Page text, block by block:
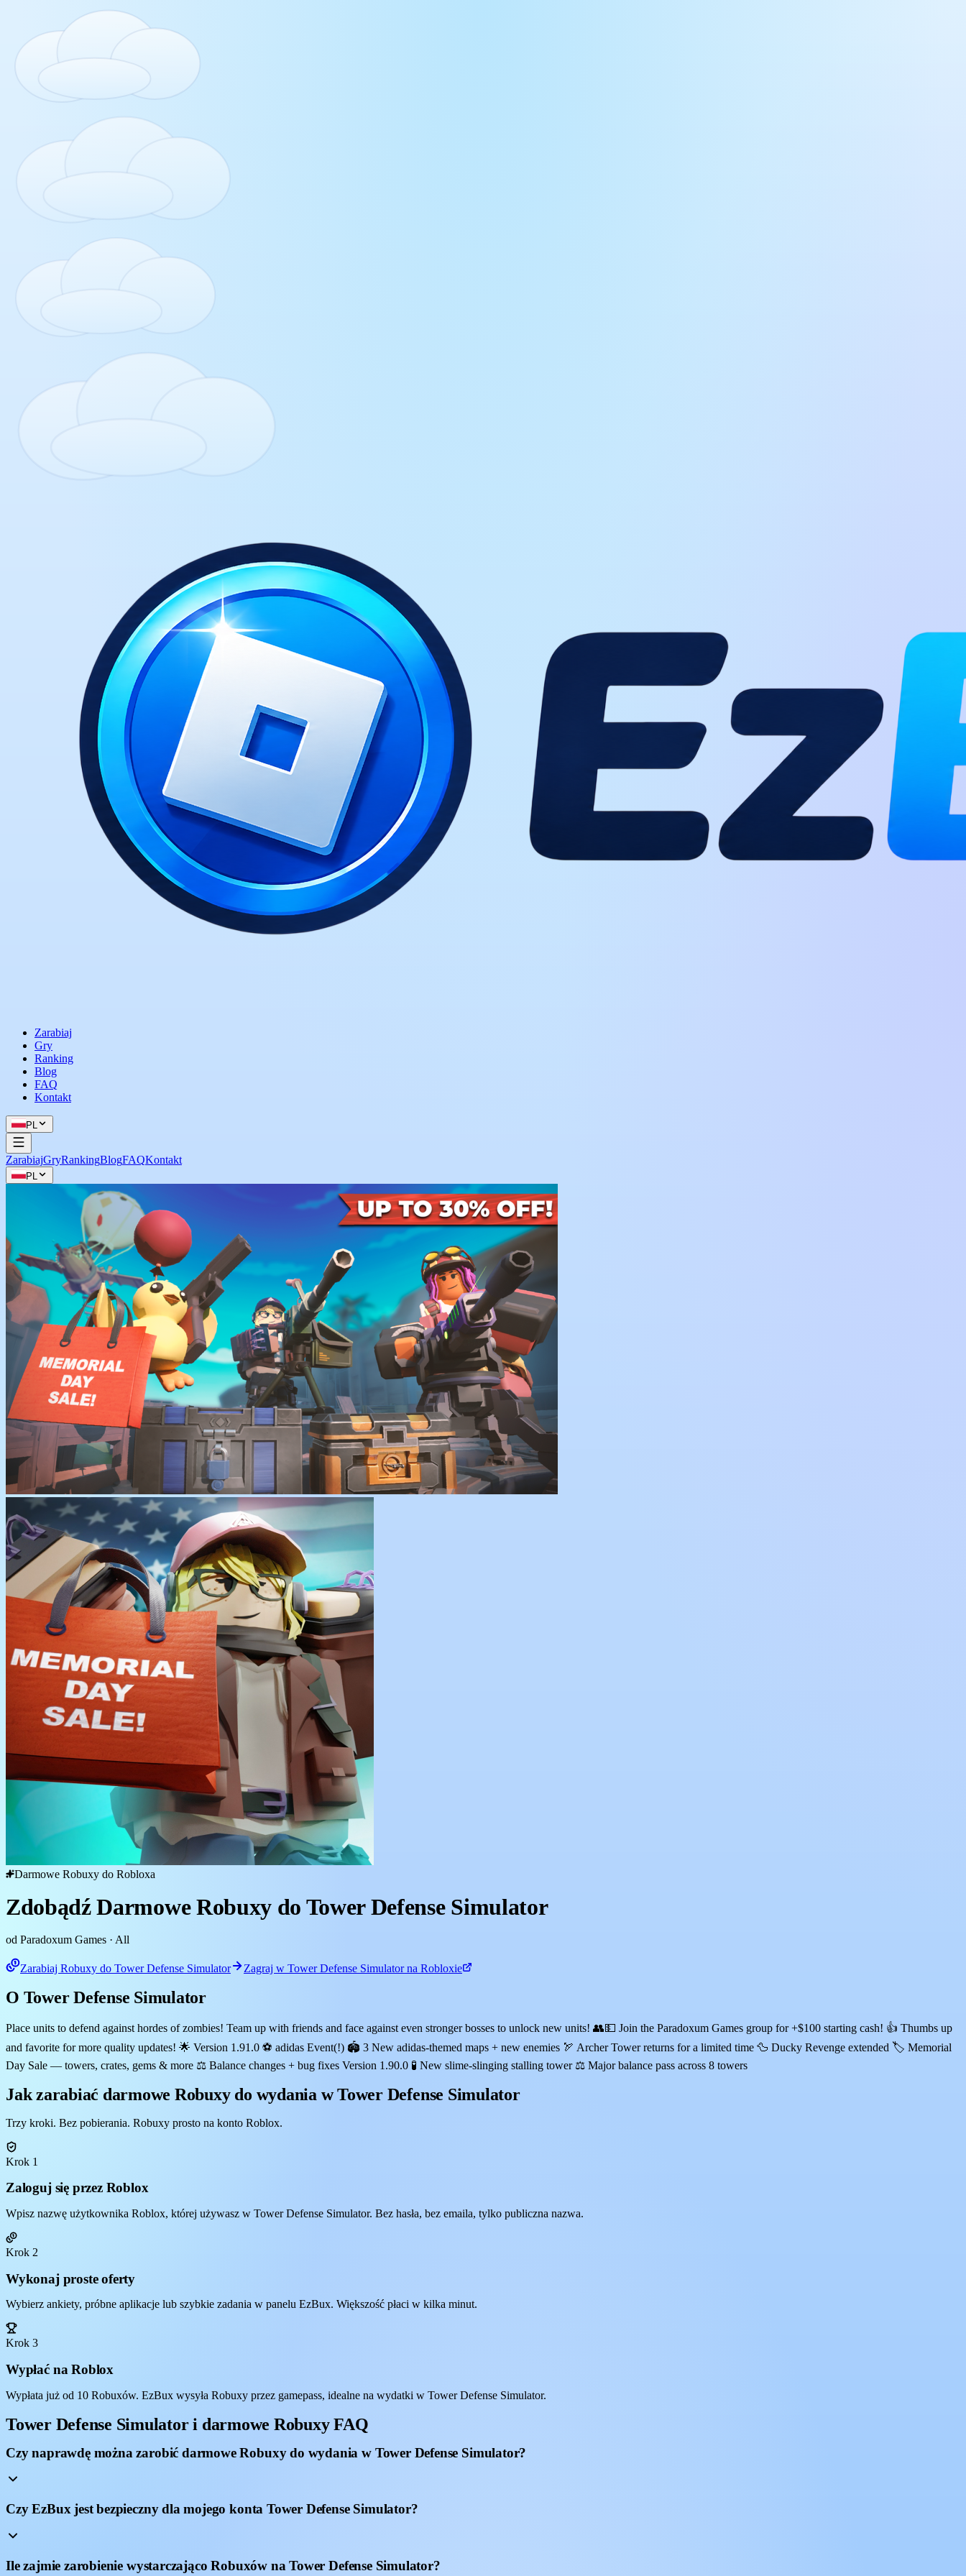
Zarabiaj
Gry
Ranking
Blog
FAQ
Kontakt
PL
ZarabiajGryRankingBlogFAQKontakt
PL
Darmowe Robuxy do Robloxa
Zdobądź Darmowe Robuxy do Tower Defense Simulator
od Paradoxum Games · All
Zarabiaj Robuxy do Tower Defense Simulator Zagraj w Tower Defense Simulator na Robloxie
O Tower Defense Simulator
Place units to defend against hordes of zombies! Team up with friends and face against even stronger bosses to unlock new units! 👥💵 Join the Paradoxum Games group for +$100 starting cash! 👍 Thumbs up
and favorite for more quality updates! 🌟 Version 1.91.0 ⚽ adidas Event(!) 🏟️ 3 New adidas-themed maps + new enemies 🏹 Archer Tower returns for a limited time 🦆 Ducky Revenge extended 🏷️ Memorial
Day Sale — towers, crates, gems & more ⚖️ Balance changes + bug fixes Version 1.90.0 🧪 New slime-slinging stalling tower ⚖️ Major balance pass across 8 towers
Jak zarabiać darmowe Robuxy do wydania w Tower Defense Simulator
Trzy kroki. Bez pobierania. Robuxy prosto na konto Roblox.
Krok 1
Zaloguj się przez Roblox
Wpisz nazwę użytkownika Roblox, której używasz w Tower Defense Simulator. Bez hasła, bez emaila, tylko publiczna nazwa.
Krok 2
Wykonaj proste oferty
Wybierz ankiety, próbne aplikacje lub szybkie zadania w panelu EzBux. Większość płaci w kilka minut.
Krok 3
Wypłać na Roblox
Wypłata już od 10 Robuxów. EzBux wysyła Robuxy przez gamepass, idealne na wydatki w Tower Defense Simulator.
Tower Defense Simulator i darmowe Robuxy FAQ
Czy naprawdę można zarobić darmowe Robuxy do wydania w Tower Defense Simulator?
Czy EzBux jest bezpieczny dla mojego konta Tower Defense Simulator?
Ile zajmie zarobienie wystarczająco Robuxów na Tower Defense Simulator?